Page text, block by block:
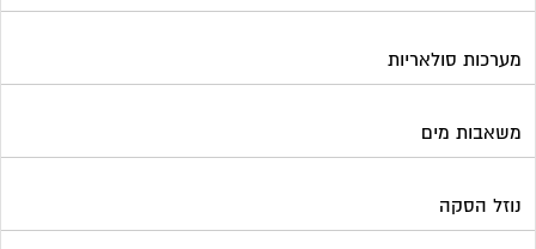
מערכות סולאריות
משאבות מים
נוזל הסקה